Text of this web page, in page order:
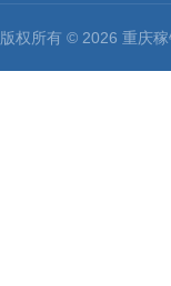
版权所有 © 2026 重庆